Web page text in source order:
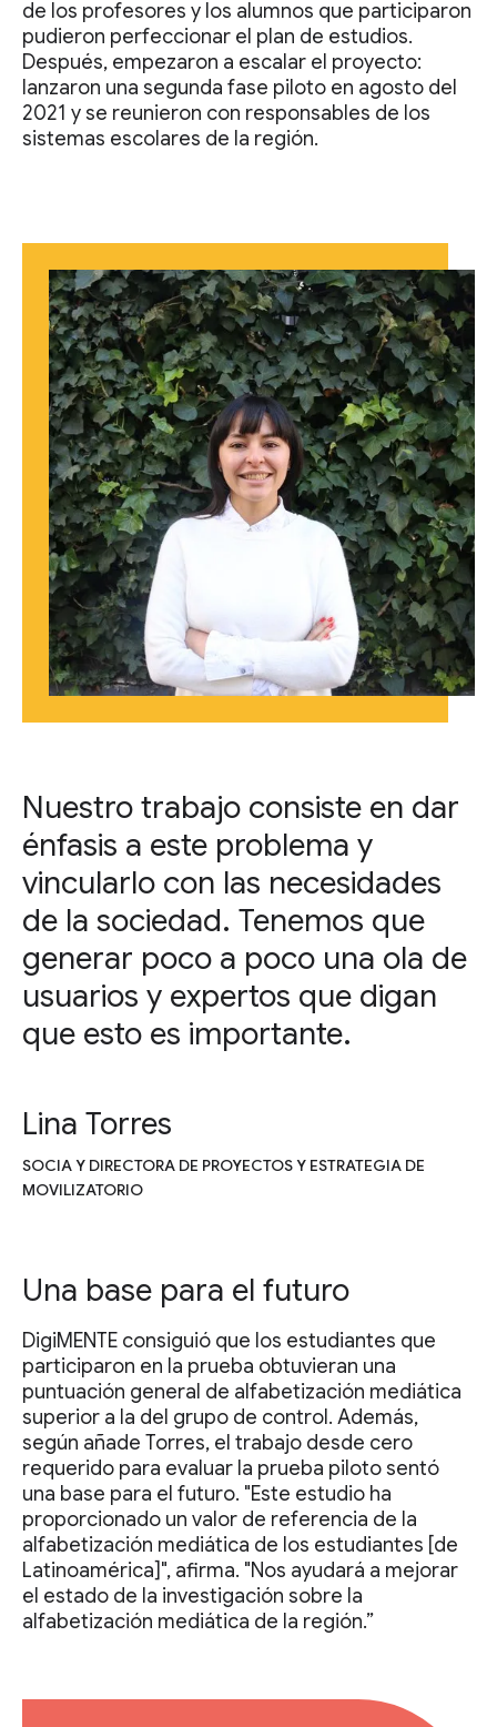
de los profesores y los alumnos que participaron
pudieron perfeccionar el plan de estudios.
Después, empezaron a escalar el proyecto:
lanzaron una segunda fase piloto en agosto del
2021 y se reunieron con responsables de los
sistemas escolares de la región.
Nuestro trabajo consiste en dar
énfasis a este problema y
vincularlo con las necesidades
de la sociedad. Tenemos que
generar poco a poco una ola de
usuarios y expertos que digan
que esto es importante.
Lina Torres
SOCIA Y DIRECTORA DE PROYECTOS Y ESTRATEGIA DE
MOVILIZATORIO
Una base para el futuro
DigiMENTE consiguió que los estudiantes que
participaron en la prueba obtuvieran una
puntuación general de alfabetización mediática
superior a la del grupo de control. Además,
según añade Torres, el trabajo desde cero
requerido para evaluar la prueba piloto sentó
una base para el futuro. "Este estudio ha
proporcionado un valor de referencia de la
alfabetización mediática de los estudiantes [de
Latinoamérica]", afirma. "Nos ayudará a mejorar
el estado de la investigación sobre la
alfabetización mediática de la región.”